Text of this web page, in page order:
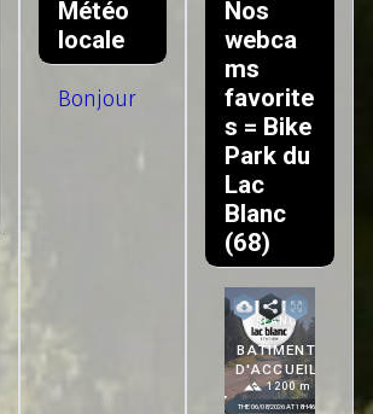
Météo
locale
Bonjour
Nos
webca
ms
favorite
s = Bike
Park du
Lac
Blanc
(68)